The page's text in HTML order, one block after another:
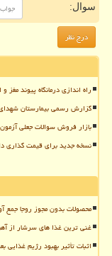
سوال:
راه اندازی درمانگاه پیوند
گزارش رسمی بیمارستان
بازار فروش سوالات جعلی آزمون دستیاری
نسخه جدید برای قیمت گذاری
محصولات بدون مجوز روجا جمع
غنی ترین غذا های سرشار از
اثبات تأثیر بهبود رژیم غذایی بعد از ۴۰ سالگی بر